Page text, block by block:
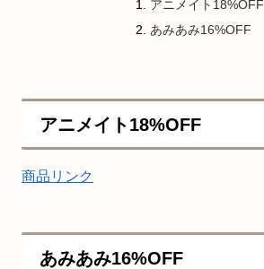
アニメイト18%OFF
あみあみ16%OFF
アニメイト18%OFF
商品リンク
あみあみ16%OFF